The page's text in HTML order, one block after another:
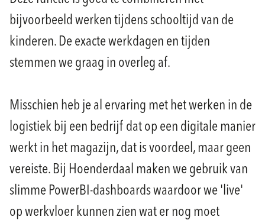
bijvoorbeeld werken tijdens schooltijd van de
kinderen. De exacte werkdagen en tijden
stemmen we graag in overleg af.
Misschien heb je al ervaring met het werken in de
logistiek bij een bedrijf dat op een digitale manier
werkt in het magazijn, dat is voordeel, maar geen
vereiste. Bij Hoenderdaal maken we gebruik van
slimme PowerBI-dashboards waardoor we 'live'
op werkvloer kunnen zien wat er nog moet